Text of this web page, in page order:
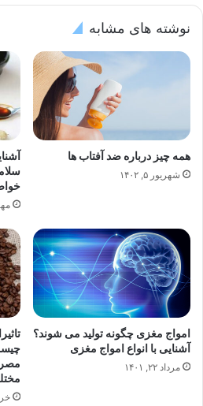
نوشته های مشابه
همه چیز درباره ضد آفتاب ها
شهریور ۵, ۱۴۰۲
مهر ۳۰,
امواج مغزی چگونه تولید می شوند؟
آشنایی با انواع امواج مغزی
مرداد ۲۲, ۱۴۰۱